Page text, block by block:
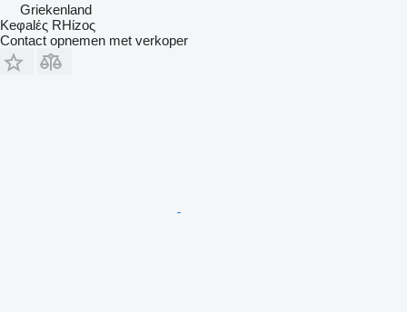
Griekenland
Keφalές RHίzoς
Contact opnemen met verkoper